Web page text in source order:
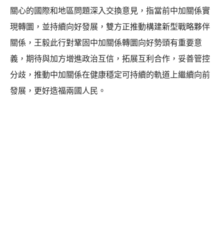
關心的國際和地區問題深入交換意見，指當前中加關係實
現轉圜，並持續向好發展，雙方正推動構建新型戰略夥伴
關係，王毅此行對鞏固中加關係轉圜向好勢頭有重要意
義，期待與加方增進政治互信，拓展互利合作，妥善管控
分歧，推動中加關係在健康穩定可持續的軌道上繼續向前
發展，更好造福兩國人民。